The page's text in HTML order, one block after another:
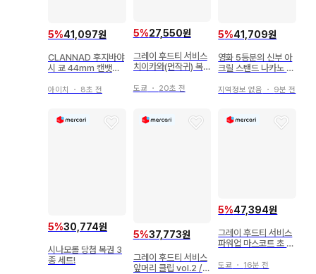
5%41,097원
CLANNAD 후지바야
시 쿄 44mm 캔뱃지
아이치 ・ 8초 전
5%27,550원
그레이 후드티 서비스
치이카와(먼작귀) 복권
E상 후!! 전신 인형 배
도쿄 ・ 20초 전
5%41,709원
영화 5등분의 신부 아
크릴 스탠드 나카노 니
지역정보 없음 ・ 9분 전
5%30,774원
시나모롤 당첨 복권 3
종 세트!
5%37,773원
그레이 후드티 서비스
앞머리 클립 vol.2 /
5%47,394원
그레이 후드티 서비스
파워업 마스코트 초 매
도쿄 ・ 16분 전